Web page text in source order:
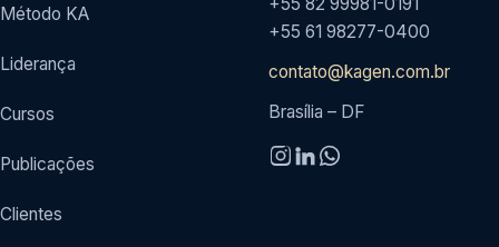
Método KA
Liderança
Cursos
Publicações
Clientes
+55 61 98277-0400
contato@kagen.com.br
Brasília – DF